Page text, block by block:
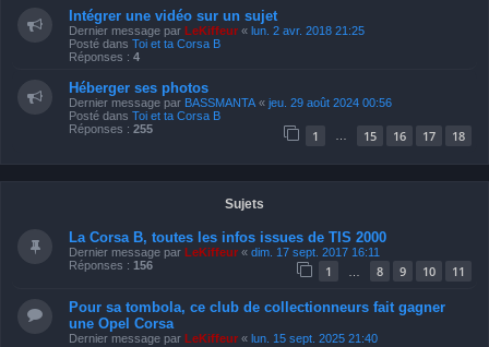
Intégrer une vidéo sur un sujet
Dernier message par LeKiffeur « lun. 2 avr. 2018 21:25
Posté dans Toi et ta Corsa B
Réponses : 4
Héberger ses photos
Dernier message par BASSMANTA « jeu. 29 août 2024 00:56
Posté dans Toi et ta Corsa B
Réponses : 255 1 15 16 17 18
Sujets
La Corsa B, toutes les infos issues de TIS 2000
Dernier message par LeKiffeur « dim. 17 sept. 2017 16:11
Réponses : 156 1 8 9 10 11
Pour sa tombola, ce club de collectionneurs fait gagner
une Opel Corsa
Dernier message par LeKiffeur « lun. 15 sept. 2025 21:40